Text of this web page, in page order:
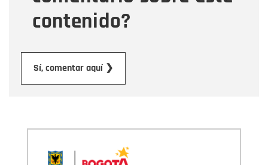
contenido?
Sí, comentar aquí ❯